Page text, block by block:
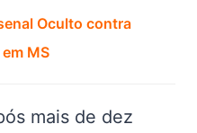
Oculto contra
MS
mais de dez